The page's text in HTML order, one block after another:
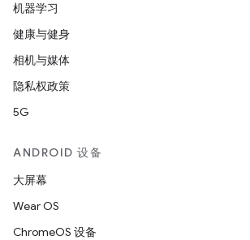
机器学习
健康与健身
相机与媒体
隐私权政策
5G
ANDROID 设备
大屏幕
Wear OS
ChromeOS 设备